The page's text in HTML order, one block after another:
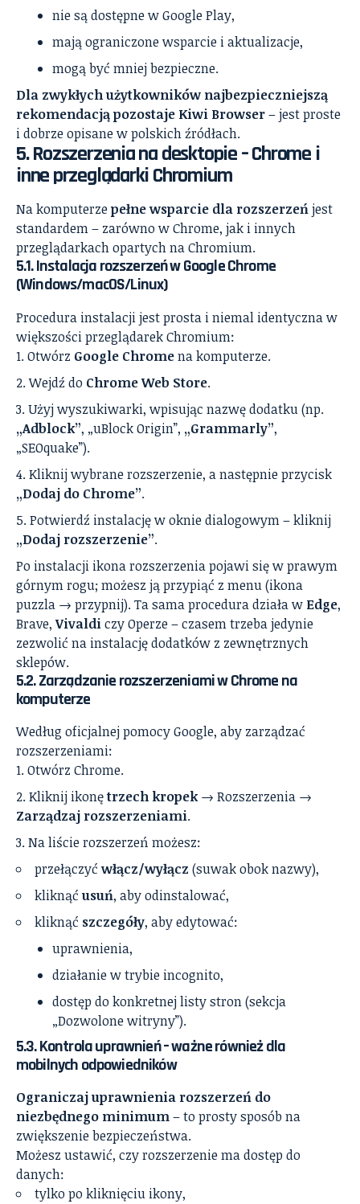
nie są dostępne w Google Play,
mają ograniczone wsparcie i aktualizacje,
mogą być mniej bezpieczne.
Dla zwykłych użytkowników najbezpieczniejszą
rekomendacją pozostaje Kiwi Browser– jest proste
i dobrze opisane w polskich źródłach.
5. Rozszerzenia na desktopie – Chrome i
inne przeglądarki Chromium
Na komputerzepełne wsparcie dla rozszerzeńjest
standardem – zarówno w Chrome, jak i innych
przeglądarkach opartych na Chromium.
5.1. Instalacja rozszerzeń w Google Chrome
(Windows/macOS/Linux)
Procedura instalacji jest prosta i niemal identyczna w
większości przeglądarek Chromium:
Otwórz Google Chromena komputerze.
Wejdź do Chrome Web Store.
Użyj wyszukiwarki, wpisując nazwę dodatku (np.
„Adblock”, „uBlock Origin”, „Grammarly”,
„SEOquake”).
Kliknij wybrane rozszerzenie, a następnie przycisk
„Dodaj do Chrome”.
Potwierdź instalację w oknie dialogowym – kliknij
„Dodaj rozszerzenie”.
Po instalacji ikona rozszerzenia pojawi się w prawym
górnym rogu; możesz ją przypiąć z menu (ikona
puzzla → przypnij). Ta sama procedura działa w Edge,
Brave,Vivaldiczy Operze – czasem trzeba jedynie
zezwolić na instalację dodatków z zewnętrznych
sklepów.
5.2. Zarządzanie rozszerzeniami w Chrome na
komputerze
Według oficjalnej pomocy Google, aby zarządzać
rozszerzeniami:
Otwórz Chrome.
Kliknij ikonętrzech kropek→ Rozszerzenia →
Zarządzaj rozszerzeniami.
Na liście rozszerzeń możesz:
przełączyćwłącz/wyłącz (suwak obok nazwy),
kliknąć usuń, aby odinstalować,
kliknąć szczegóły, aby edytować:
uprawnienia,
działanie w trybie incognito,
dostęp do konkretnej listy stron (sekcja
„Dozwolone witryny”).
5.3. Kontrola uprawnień – ważne również dla
mobilnych odpowiedników
Ograniczaj uprawnienia rozszerzeń do
niezbędnego minimum– to prosty sposób na
zwiększenie bezpieczeństwa.
Możesz ustawić, czy rozszerzenie ma dostęp do
danych:
tylko po kliknięciu ikony,